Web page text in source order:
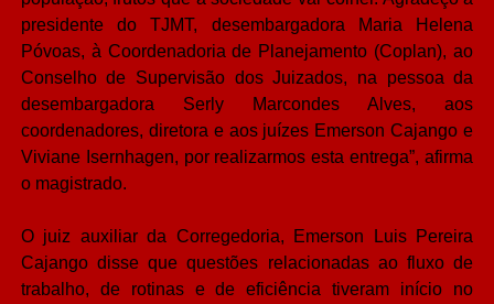
presidente do TJMT, desembargadora Maria Helena
Póvoas, à Coordenadoria de Planejamento (Coplan), ao
Conselho de Supervisão dos Juizados, na pessoa da
desembargadora Serly Marcondes Alves, aos
coordenadores, diretora e aos juízes Emerson Cajango e
Viviane Isernhagen, por realizarmos esta entrega”, afirma
o magistrado.
O juiz auxiliar da Corregedoria, Emerson Luis Pereira
Cajango disse que questões relacionadas ao fluxo de
trabalho, de rotinas e de eficiência tiveram início no